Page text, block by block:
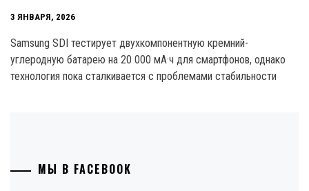
3 ЯНВАРЯ, 2026
Samsung SDI тестирует двухкомпонентную кремний-
углеродную батарею на 20 000 мА·ч для смартфонов, однако
технология пока сталкивается с проблемами стабильности
МЫ В FACEBOOK